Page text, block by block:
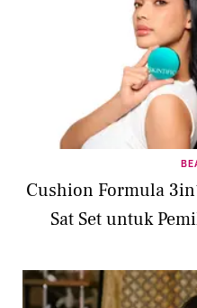
Cushion Formula
Sat Set untuk